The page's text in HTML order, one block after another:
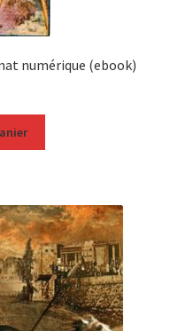
numérique (ebook)